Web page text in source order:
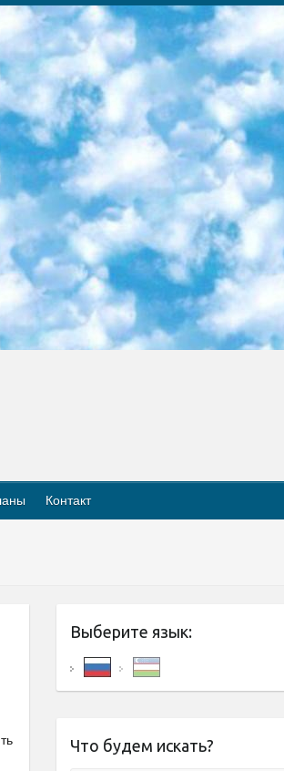
на учебные материалы. Хотя «Смартия» ориентируется на русскоязычную аудиторию, часть контента всё же доступна только на английском. 3. «Лекторий Физтеха» Проект Московского физико-технического института (Физтеха). С его помощью вы можете смотреть онлайн серии лекций, записанные на видео в этом вузе. В числе доступных предметов — физика, биология, химия, информационные технологии и другие. К некоторым лекциям администрация ресурса прилагает готовые конспекты, которые можно скачивать в PDF-формате. 4. ITMOcourses Онлайн-площадка Санкт-Петербургского национального исследовательского университета информационных технологий, механики и оптики (ИТМО). Ресурс предоставляет свободный доступ к курсам, разработанным в этом вузе. Каталог материалов разбит на четыре категории: «Оптические системы и технологии», «Приборостроение и робототехника», «Информационные технологии» и «Биотехнологии». Курсы состоят из видеолекций, интерактивных демонстраций и заданий. 5. «КиберЛенинка» Электронная научная библиотека открытого доступа. Каталог площадки регулярно обрастает текстами статей из различных научных изданий. Сгруппированные по журналам и рубрикам публикации можно читать онлайн или скачивать целиком в PDF-формате. Проект нацелен на популяризацию науки за счёт открытого доступа к качественной информации. 6. «ПостНаука» На этом ресурсе публикуют подборки видеолекций, составленные экспертами из разных отраслей и объединённые общими темами. Среди них, к примеру, есть серии «Биоинформатика и геномика», «Культура средневековой Скандинавии» и Cinema Studies о теории кино. Каждая подборка лекций — логически связанная история, рассказанная экспертом от первого лица. Кроме того, на сайте появляются научно-образовательные статьи и тесты на разные темы. 7. «Newочём» Команда проекта «Newочём» отбирает самые интересные тексты из англоязычных СМИ и переводит те из них, за которые голосуют участники сообщества «ВКонтакте». По большей части это научно-популярные статьи. Редакторы придумывают лишь заголовки, в остальном содержание переводов соответствует оригиналам. Полные тексты можно читать прямо в социальной сети. 8. InternetUrok Онлайн-база материалов по основным дисциплинам школьной программы. Информация на сайте структурирована по классам, предметам и темам (урокам). Каждый урок состоит из видеолекций и конспектов. Есть также интерактивные тренажёры и тесты для закрепления пройденного материала. Даже если вы давно окончили школу, возможность повторить программу старших классов всегда может пригодиться. 9. Edutainme Ещё один ресурс об образовании. В отличие от Newtonew, как мне кажется, Edutainme больше ориентируется на представителей индустрии: педагогов, предпринимателей, разработчиков образовательных проектов. Но и любой, кто просто стремится к саморазвитию, найдёт на сайте много полезного и интересного для себя. Например, информацию о новых курсах и образовательных сервисах. 10. Newtonew Онлайн-медиа об образовании и обучении в широком смысле. Авторы Newtonew пишут об инструментах, заведениях, тактиках и стратегиях, которые помогают учить других и получать новые знания самостоятельно. На этой площадке вы найдёте новости, обзоры, аналитические мат
Контакт
Выберите язык:
Что будем искать?